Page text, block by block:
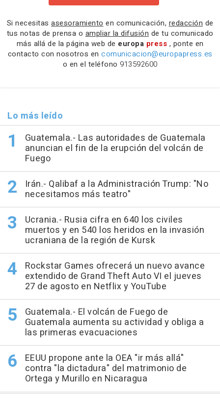
Si necesitas asesoramiento en comunicación, redacción de
tus notas de prensa o ampliar la difusión de tu comunicado
más allá de la página web de europa press , ponte en
contacto con nosotros en comunicacion@europapress.es
o en el teléfono 913592600
Lo más leído
Guatemala.- Las autoridades de Guatemala
anuncian el fin de la erupción del volcán de
Fuego
Irán.- Qalibaf a la Administración Trump: "No
necesitamos más teatro"
Ucrania.- Rusia cifra en 640 los civiles
muertos y en 540 los heridos en la invasión
ucraniana de la región de Kursk
Rockstar Games ofrecerá un nuevo avance
extendido de Grand Theft Auto VI el jueves
27 de agosto en Netflix y YouTube
Guatemala.- El volcán de Fuego de
Guatemala aumenta su actividad y obliga a
las primeras evacuaciones
EEUU propone ante la OEA "ir más allá"
contra "la dictadura" del matrimonio de
Ortega y Murillo en Nicaragua